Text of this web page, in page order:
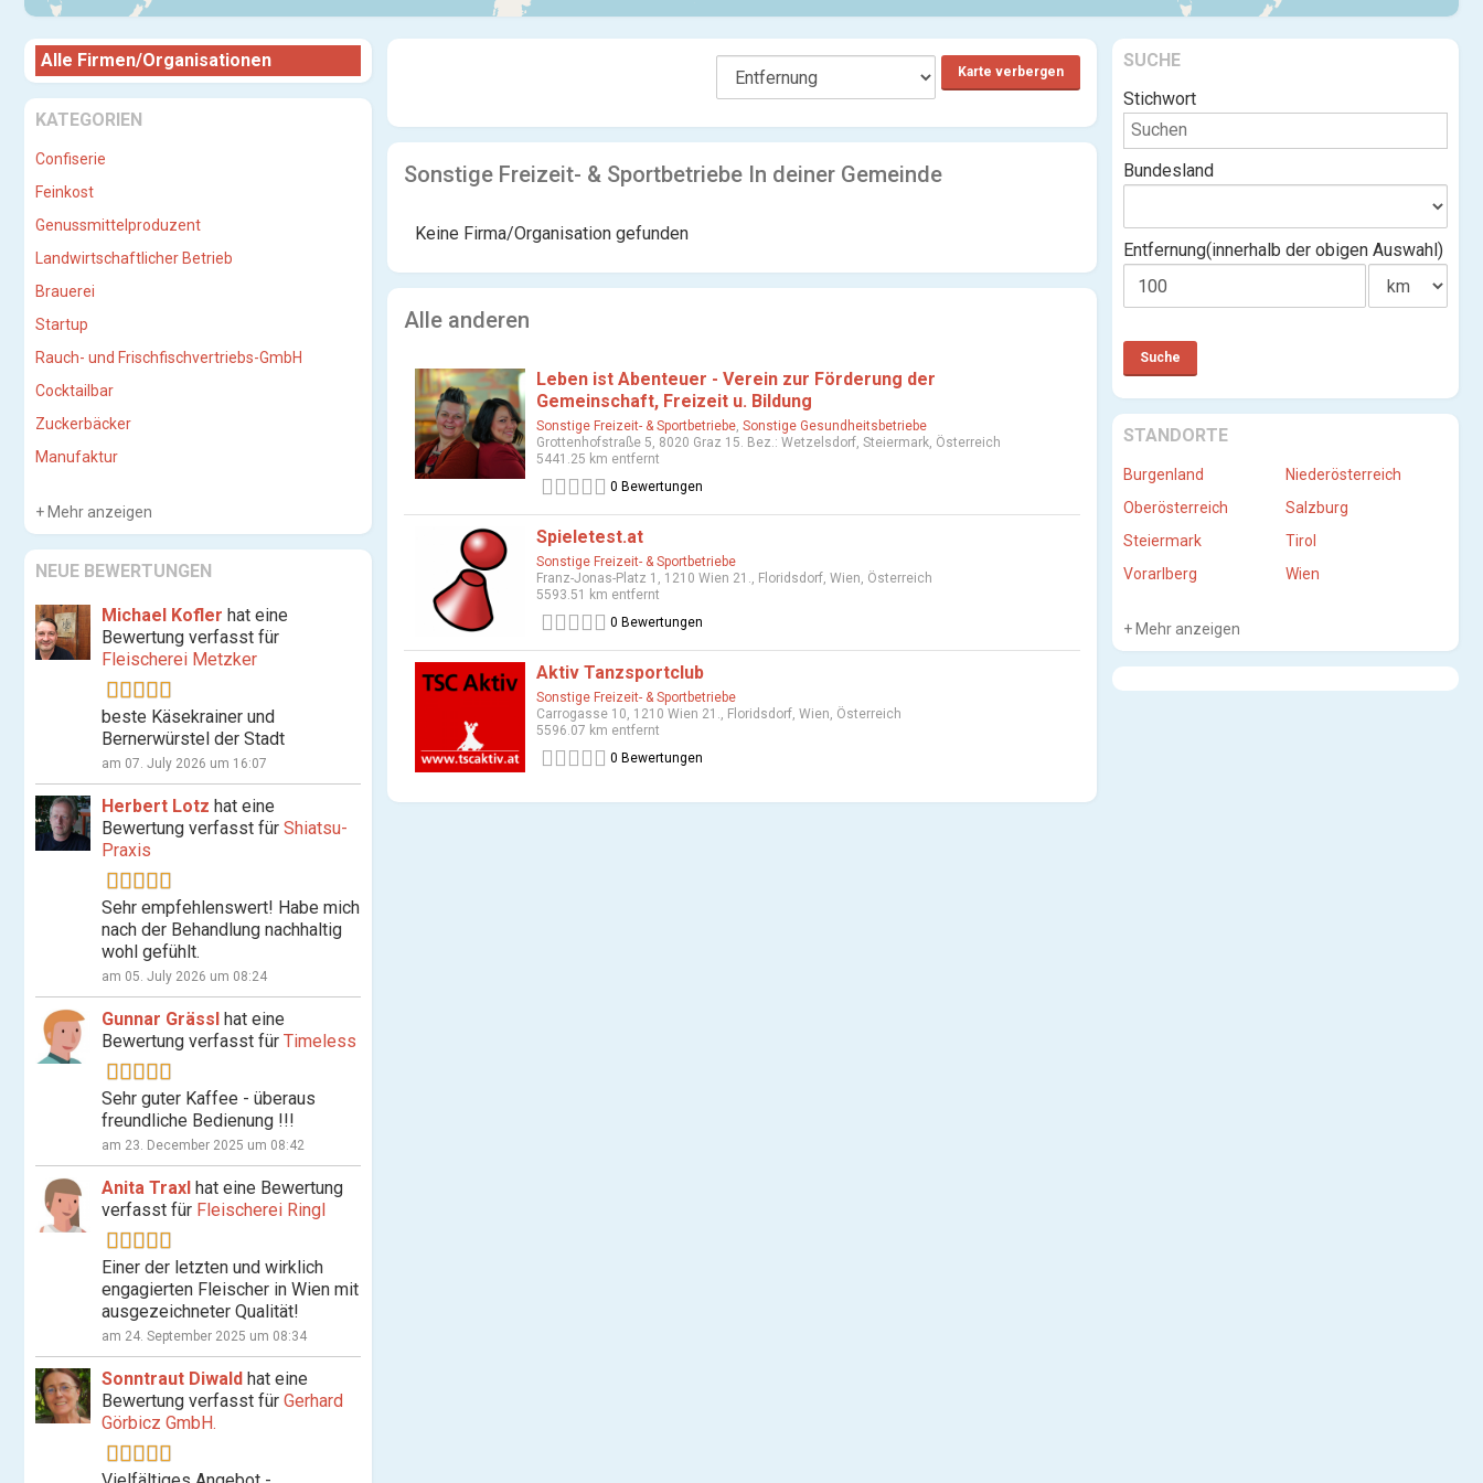
Alle Firmen/Organisationen
KATEGORIEN
Confiserie
Feinkost
Genussmittelproduzent
Landwirtschaftlicher Betrieb
Brauerei
Startup
Rauch- und Frischfischvertriebs-GmbH
Cocktailbar
Zuckerbäcker
Manufaktur
Mehr anzeigen
NEUE BEWERTUNGEN
Michael Kofler hat eine
Bewertung verfasst für
Fleischerei Metzker
beste Käsekrainer und
Bernerwürstel der Stadt
am 07. July 2026 um 16:07
Herbert Lotz hat eine
Bewertung verfasst für Shiatsu-
Praxis
Sehr empfehlenswert! Habe mich
nach der Behandlung nachhaltig
wohl gefühlt.
am 05. July 2026 um 08:24
Gunnar Grässl hat eine
Bewertung verfasst für Timeless
Sehr guter Kaffee - überaus
freundliche Bedienung !!!
am 23. December 2025 um 08:42
Anita Traxl hat eine Bewertung
verfasst für Fleischerei Ringl
Einer der letzten und wirklich
engagierten Fleischer in Wien mit
ausgezeichneter Qualität!
am 24. September 2025 um 08:34
Sonntraut Diwald hat eine
Bewertung verfasst für Gerhard
Görbicz GmbH.
SUCHE
Stichwort
Bundesland
Entfernung(innerhalb der obigen Auswahl)
STANDORTE
Burgenland
Niederösterreich
Oberösterreich
Salzburg
Steiermark
Tirol
Vorarlberg
Wien
Mehr anzeigen
Karte verbergen
Sonstige Freizeit- & Sportbetriebe In deiner Gemeinde
Keine Firma/Organisation gefunden
Alle anderen
Leben ist Abenteuer - Verein zur Förderung der
Gemeinschaft, Freizeit u. Bildung
Sonstige Freizeit- & Sportbetriebe, Sonstige Gesundheitsbetriebe
Grottenhofstraße 5, 8020 Graz 15. Bez.: Wetzelsdorf, Steiermark, Österreich
5441.25 km entfernt
0 Bewertungen
Spieletest.at
Sonstige Freizeit- & Sportbetriebe
Franz-Jonas-Platz 1, 1210 Wien 21., Floridsdorf, Wien, Österreich
5593.51 km entfernt
0 Bewertungen
Aktiv Tanzsportclub
Sonstige Freizeit- & Sportbetriebe
Carrogasse 10, 1210 Wien 21., Floridsdorf, Wien, Österreich
5596.07 km entfernt
0 Bewertungen